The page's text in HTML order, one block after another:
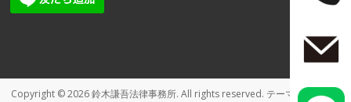
Copyright © 2026鈴木謙吾法律事務所. All rights reserved. テーマ:Spacious